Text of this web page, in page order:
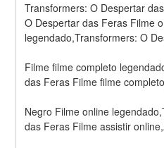
Transformers: O Despertar
O Despertar das Feras Filme
legendado,Transformers: O
Filme filme completo
das Feras Filme filme
Negro Filme online
das Feras Filme assistir